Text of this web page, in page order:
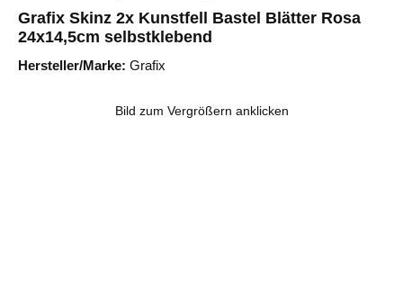
Grafix Skinz 2x Kunstfell Bastel Blätter Rosa
24x14,5cm selbstklebend
Hersteller/Marke: Grafix
Bild zum Vergrößern anklicken